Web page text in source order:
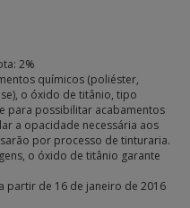
2%
químicos (poliéster,
o óxido de titânio, tipo
para possibilitar acabamentos
a opacidade necessária aos
por processo de tinturaria.
o óxido de titânio garante
partir de 16 de janeiro de 2016